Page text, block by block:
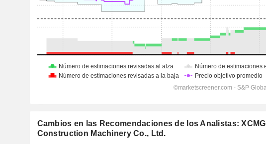
Cambios en las Recomendaciones de los Analistas: XCMG
Construction Machinery Co., Ltd.